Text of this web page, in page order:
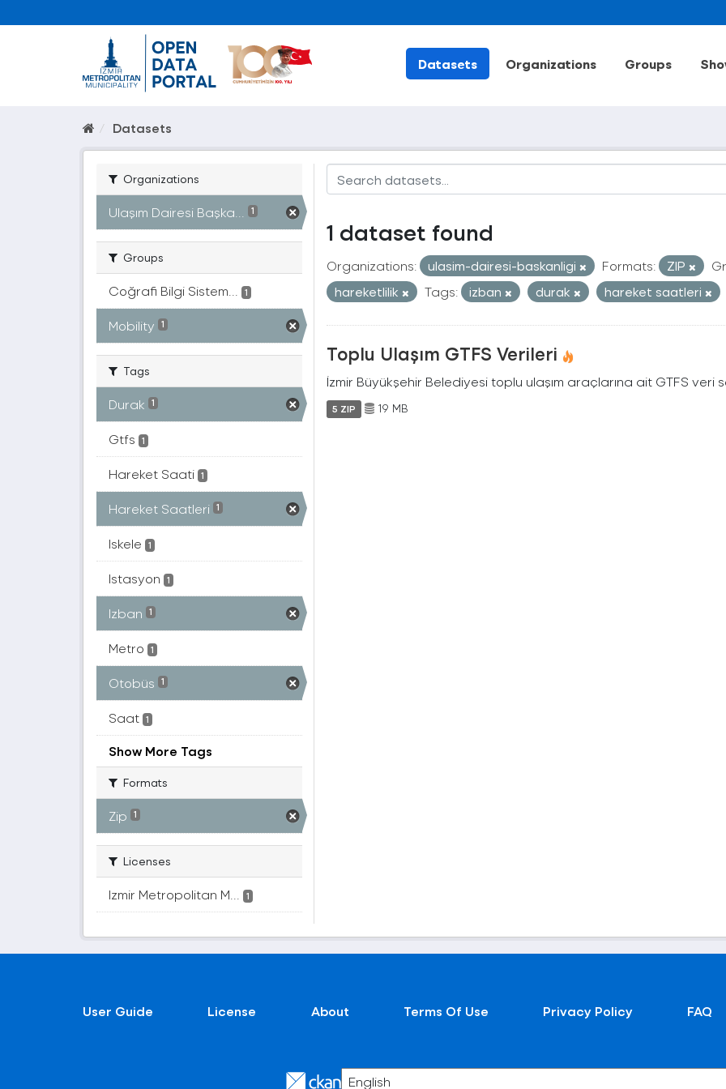
Datasets Organizations Groups
Datasets
Organizations
Ulaşım Dairesi Başka... 1
Groups
Coğrafi Bilgi Sistem... 1
Mobility 1
Tags
Durak 1
Gtfs 1
Hareket Saati 1
Hareket Saatleri 1
Iskele 1
Istasyon 1
Izban 1
Metro 1
Otobüs 1
Saat 1
Show More Tags
Formats
Zip 1
Licenses
Izmir Metropolitan M... 1
1 dataset found
Organizations: ulasim-dairesi-baskanligi Formats: ZIP
hareketlilik
Tags: izban durak hareket saatleri
Toplu Ulaşım GTFS Verileri
İzmir Büyükşehir Belediyesi toplu ulaşım araçlarına ait GTFS veri
5 ZIP 19 MB
User Guide License About Terms Of Use Privacy Policy FAQ